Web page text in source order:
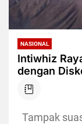
NASIONAL
Intiwhiz
dengan
Menginap
Tampak